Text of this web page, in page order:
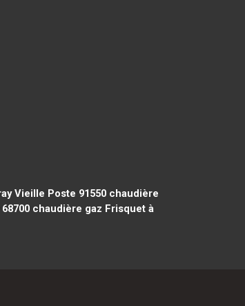
Vieille Poste 91550chaudière
chaudière gaz Frisquet à